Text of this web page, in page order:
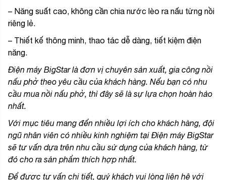
– Năng suất cao, không cần chia nước lèo ra nấu từng nồi
riêng lẻ.
– Thiết kế thông minh, thao tác dễ dàng, tiết kiệm điện
năng.
Điện máy BigStar là đơn vị chuyên sản xuất, gia công nồi
nấu phở theo yêu cầu của khách hàng. Nếu bạn có nhu
cầu mua nồi nấu phở, thì đây sẽ là sự lựa chọn hoàn hảo
nhất.
Với mục tiêu mang đến nhiều lợi ích cho khách hàng, đội
ngũ nhân viên có nhiều kinh nghiệm tại Điện máy BigStar
sẽ tư vấn dựa trên nhu cầu sử dụng của khách hàng, từ
đó cho ra sản phẩm thích hợp nhất.
Để được tư vấn chi tiết, quý khách vui lòng liên hệ với